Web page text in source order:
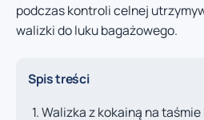
podczas kontroli celnej
walizki do luku bagażowego.
Spis treści
Walizka z kokainą na